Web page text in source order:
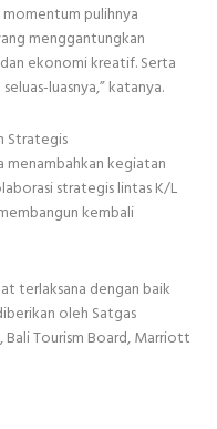
pulihnya
menggantungkan
ekonomi kreatif. Serta
luasnya,” katanya.
Strategis
menambahkan kegiatan
strategis lintas K/L
kembali
terlaksana dengan baik
oleh Satgas
Bali Tourism Board, Marriott